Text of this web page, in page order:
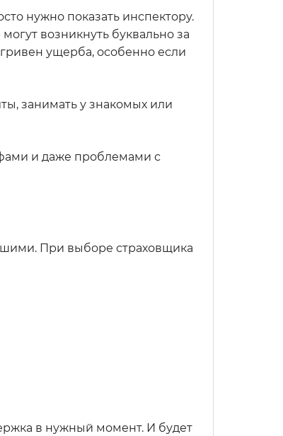
нужно показать инспектору.
возникнуть буквально за
ущерба, особенно если
занимать у знакомых или
и даже проблемами с
При выборе страховщика
в нужный момент. И будет